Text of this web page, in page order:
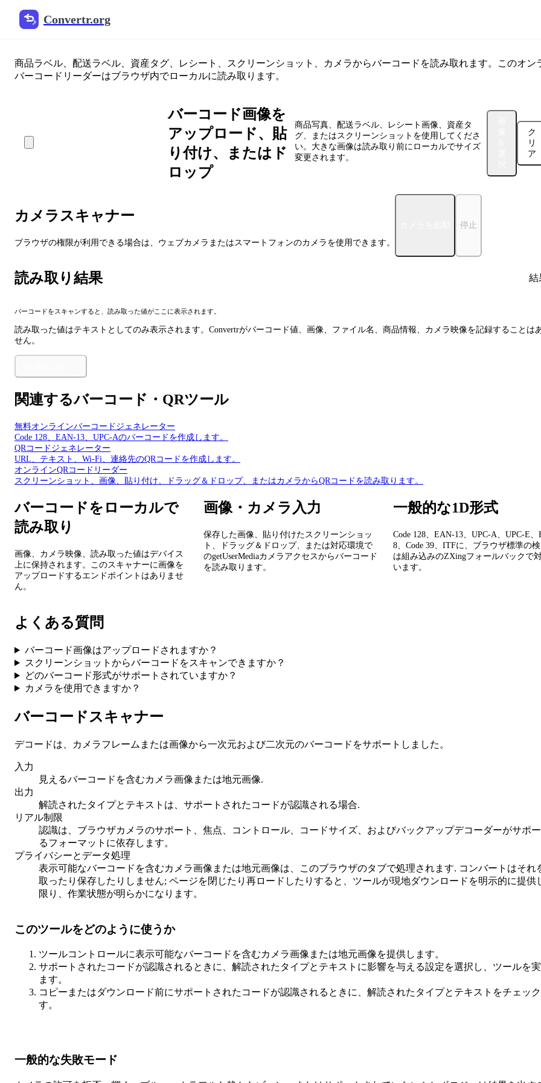
Convertr.org
オンラインバーコードスキャナー
商品ラベル、配送ラベル、資産タグ、レシート、スクリーンショット、カメラからバーコードを読み取れます。このオン
バーコードリーダーはブラウザ内でローカルに読み取ります。
バーコード画像を
アップロード、貼
り付け、またはド
ロップ
商品写真、配送ラベル、レシート画像、資産タ
グ、またはスクリーンショットを使用してくださ
い。大きな画像は読み取り前にローカルでサイズ
変更されます。
ク
リ
ア
カメラスキャナー
ブラウザの権限が利用できる場合は、ウェブカメラまたはスマートフォンのカメラを使用できます。
停止
読み取り結果 結
バーコードをスキャンすると、読み取った値がここに表示されます。
読み取った値はテキストとしてのみ表示されます。Convertrがバーコード値、画像、ファイル名、商品情報、カメラ映像を記録することは
せん。
関連するバーコード・QRツール
無料オンラインバーコードジェネレーター
Code 128、EAN-13、UPC-Aのバーコードを作成します。
QRコードジェネレーター
URL、テキスト、Wi-Fi、連絡先のQRコードを作成します。
オンラインQRコードリーダー
スクリーンショット、画像、貼り付け、ドラッグ＆ドロップ、またはカメラからQRコードを読み取ります。
バーコードをローカルで
読み取り
画像、カメラ映像、読み取った値はデバイス
上に保持されます。このスキャナーに画像を
アップロードするエンドポイントはありませ
ん。
画像・カメラ入力
保存した画像、貼り付けたスクリーンショッ
ト、ドラッグ＆ドロップ、または対応環境で
のgetUserMediaカメラアクセスからバーコード
を読み取ります。
一般的な1D形式
Code 128、EAN-13、UPC-A、UPC-E
8、Code 39、ITFに、ブラウザ標準の
は組み込みのZXingフォールバックで
います。
よくある質問
バーコード画像はアップロードされますか？
スクリーンショットからバーコードをスキャンできますか？
どのバーコード形式がサポートされていますか？
カメラを使用できますか？
バーコードスキャナー
デコードは、カメラフレームまたは画像から一次元および二次元のバーコードをサポートしました。
入力
見えるバーコードを含むカメラ画像または地元画像.
出力
解読されたタイプとテキストは、サポートされたコードが認識される場合.
リアル制限
認識は、ブラウザカメラのサポート、焦点、コントロール、コードサイズ、およびバックアップデコーダーがサポ
るフォーマットに依存します。
プライバシーとデータ処理
表示可能なバーコードを含むカメラ画像または地元画像は、このブラウザのタブで処理されます. コンバートはそれ
取ったり保存したりしません; ページを閉じたり再ロードしたりすると、ツールが現地ダウンロードを明示的に提供
限り、作業状態が明らかになります。
このツールをどのように使うか
ツールコントロールに表示可能なバーコードを含むカメラ画像または地元画像を提供します。
サポートされたコードが認識されるときに、解読されたタイプとテキストに影響を与える設定を選択し、ツールを
ます。
コピーまたはダウンロード前にサポートされたコードが認識されるときに、解読されたタイプとテキストをチェック
す。
一般的な失敗モード